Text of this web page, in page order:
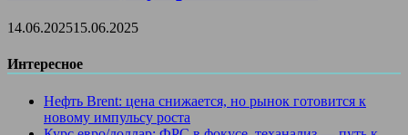
14.06.202515.06.2025
Интересное
Нефть Brent: цена снижается, но рынок готовится к
новому импульсу роста